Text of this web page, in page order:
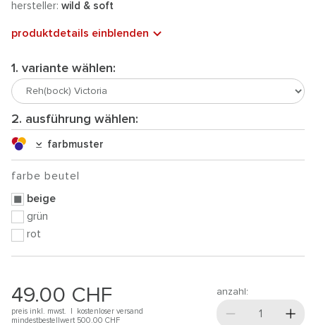
hersteller: wild & soft
produktdetails einblenden
1. variante wählen:
2. ausführung wählen:
farbmuster
farbe beutel
beige
grün
rot
49.00 CHF
preis inkl. mwst. |
kostenloser versand
mindestbestellwert 500.00 CHF
anzahl: